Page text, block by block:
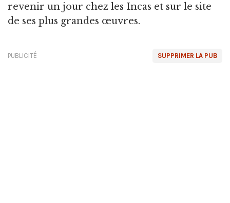
revenir un jour chez les Incas et sur le site
de ses plus grandes œuvres.
SUPPRIMER LA PUB
PUBLICITÉ